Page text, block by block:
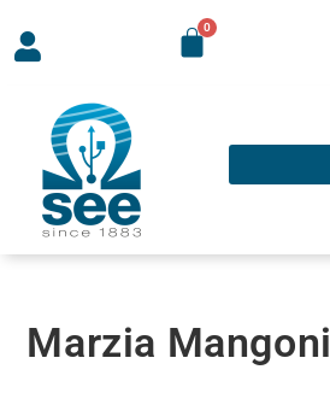
Marzia Mangoni